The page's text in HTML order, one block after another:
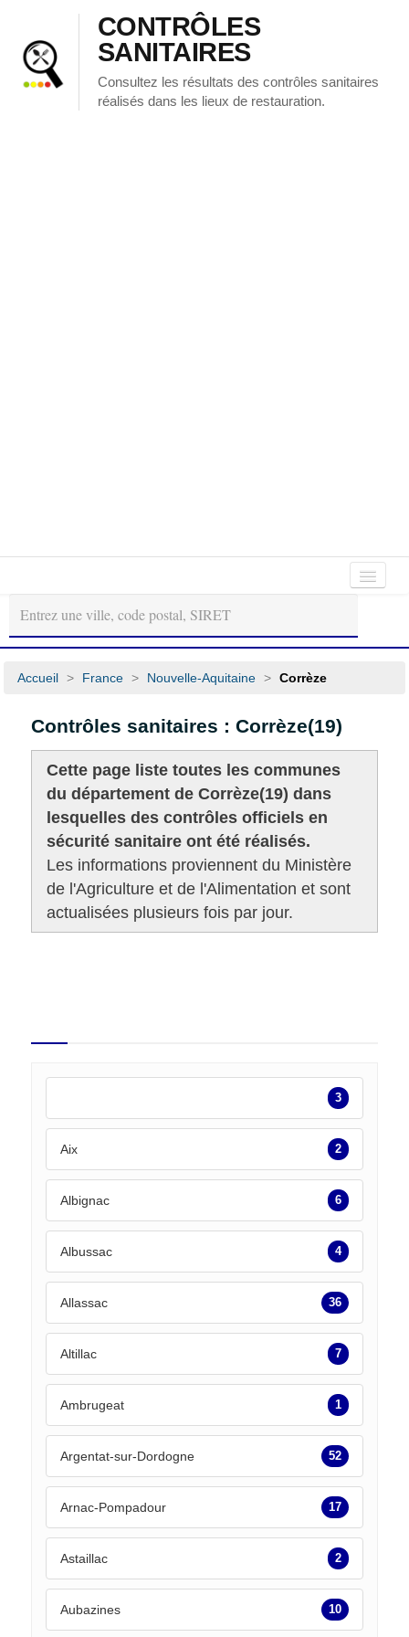
CONTRÔLES
SANITAIRES
Consultez les résultats des contrôles sanitaires
réalisés dans les lieux de restauration.
Autour
de
moi
Régions
Accueil > France > Nouvelle-Aquitaine > Corrèze
Contrôles sanitaires : Corrèze(19)
Cette page liste toutes les communes
du département de Corrèze(19) dans
lesquelles des contrôles officiels en
sécurité sanitaire ont été réalisés.
Les informations proviennent du Ministère
de l'Agriculture et de l'Alimentation et sont
actualisées plusieurs fois par jour.
3
Aix 2
Albignac 6
Albussac 4
Allassac 36
Altillac 7
Ambrugeat 1
Argentat-sur-Dordogne 52
Arnac-Pompadour 17
Astaillac 2
Aubazines 10